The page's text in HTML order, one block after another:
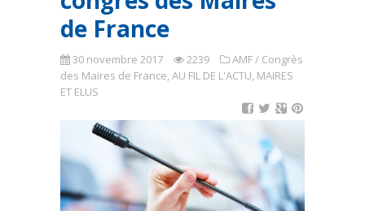
de France
30 novembre 2017 2239
AMF / Congrès
des Maires de France,AU FIL DE L'ACTU, MAIRES
ET ELUS